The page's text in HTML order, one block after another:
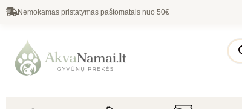
Nemokamas pristatymas paštomatais nuo 50€